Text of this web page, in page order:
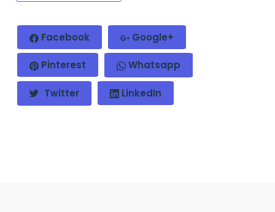
Facebook Google+
Pinterest Whatsapp
Twitter LinkedIn